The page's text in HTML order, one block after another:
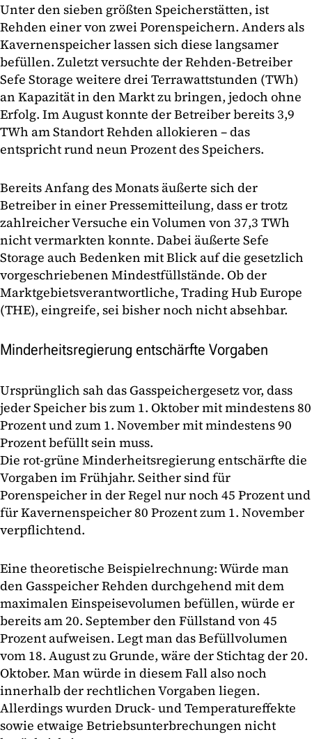
Unter den sieben größten Speicherstätten, ist
Rehden einer von zwei Porenspeichern. Anders als
Kavernenspeicher lassen sich diese langsamer
befüllen. Zuletzt versuchte der Rehden-Betreiber
Sefe Storage weitere drei Terrawattstunden (TWh)
an Kapazität in den Markt zu bringen, jedoch ohne
Erfolg. Im August konnte der Betreiber bereits 3,9
TWh am Standort Rehden allokieren – das
entspricht rund neun Prozent des Speichers.
Bereits Anfang des Monats äußerte sich der
Betreiber in einer Pressemitteilung, dass er trotz
zahlreicher Versuche ein Volumen von 37,3 TWh
nicht vermarkten konnte. Dabei äußerte Sefe
Storage auch Bedenken mit Blick auf die gesetzlich
vorgeschriebenen Mindestfüllstände. Ob der
Marktgebietsverantwortliche, Trading Hub Europe
(THE), eingreife, sei bisher noch nicht absehbar.
Minderheitsregierung entschärfte Vorgaben
Ursprünglich sah das Gasspeichergesetz vor, dass
jeder Speicher bis zum 1. Oktober mit mindestens 80
Prozent und zum 1. November mit mindestens 90
Prozent befüllt sein muss.
Die rot-grüne Minderheitsregierung entschärfte die
Vorgaben im Frühjahr. Seither sind für
Porenspeicher in der Regel nur noch 45 Prozent und
für Kavernenspeicher 80 Prozent zum 1. November
verpflichtend.
Eine theoretische Beispielrechnung: Würde man
den Gasspeicher Rehden durchgehend mit dem
maximalen Einspeisevolumen befüllen, würde er
bereits am 20. September den Füllstand von 45
Prozent aufweisen. Legt man das Befüllvolumen
vom 18. August zu Grunde, wäre der Stichtag der 20.
Oktober. Man würde in diesem Fall also noch
innerhalb der rechtlichen Vorgaben liegen.
Allerdings wurden Druck- und Temperatureffekte
sowie etwaige Betriebsunterbrechungen nicht